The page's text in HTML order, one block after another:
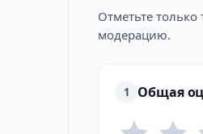
Отметьте
модерацию.
1 Общая